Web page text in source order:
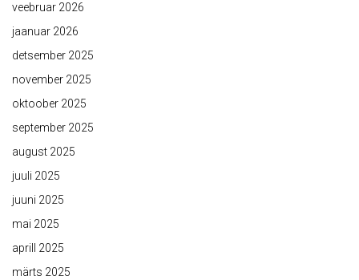
veebruar 2026
jaanuar 2026
detsember 2025
november 2025
oktoober 2025
september 2025
august 2025
juuli 2025
juuni 2025
mai 2025
aprill 2025
märts 2025